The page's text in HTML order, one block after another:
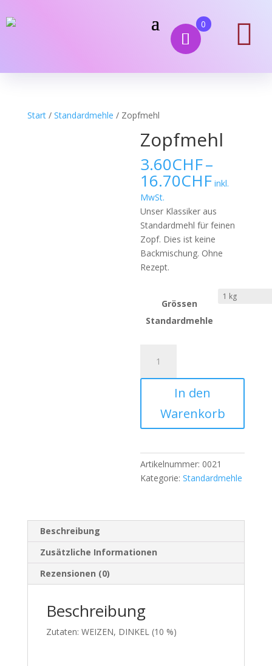
0 
Start/ Standardmehle / Zopfmehl
Zopfmehl
3.60CHF–
16.70CHF
bis
inkl.
MwSt.
Unser Klassiker aus
Standardmehl für feinen
Zopf. Dies ist keine
Backmischung. Ohne
Rezept.
Grössen
Standardmehle
Menge
In den
Warenkorb
Artikelnummer: 0021
Kategorie:Standardmehle
Beschreibung
Zusätzliche Informationen
Rezensionen (0)
Beschreibung
Zutaten: WEIZEN, DINKEL (10 %)